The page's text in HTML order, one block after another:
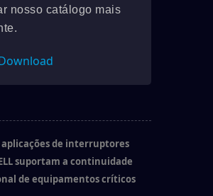
nosso catálogo mais
aplicações de interruptores
suportam a continuidade
de equipamentos críticos